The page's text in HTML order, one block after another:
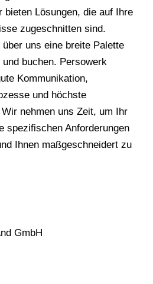
bieten Lösungen, die auf Ihre
zugeschnitten sind.
uns eine breite Palette
buchen. Persowerk
Kommunikation,
und höchste
nehmen uns Zeit, um Ihr
spezifischen Anforderungen
Ihnen maßgeschneidert zu
GmbH